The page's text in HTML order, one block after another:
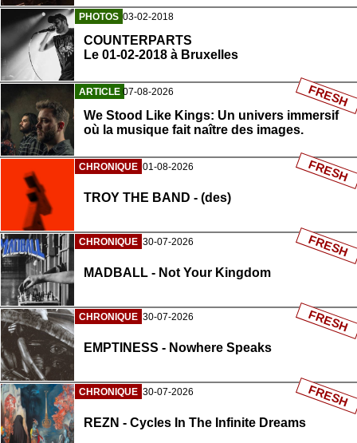
PHOTOS 03-02-2018
COUNTERPARTS
Le 01-02-2018 à Bruxelles
ARTICLE 07-08-2026
We Stood Like Kings: Un univers immersif
où la musique fait naître des images.
FRESH
CHRONIQUE 01-08-2026
TROY THE BAND - (des)
FRESH
CHRONIQUE 30-07-2026
MADBALL - Not Your Kingdom
FRESH
CHRONIQUE 30-07-2026
EMPTINESS - Nowhere Speaks
FRESH
CHRONIQUE 30-07-2026
REZN - Cycles In The Infinite Dreams
FRESH